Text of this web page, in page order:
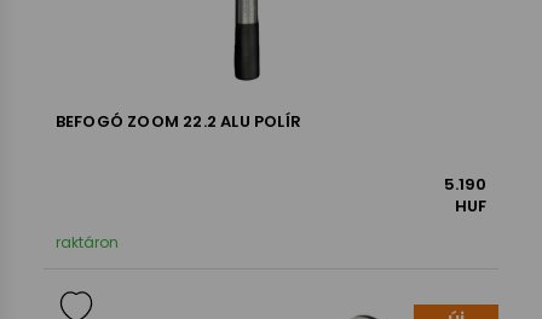
BEFOGÓ ZOOM 22.2 ALU POLÍR
5.190
HUF
raktáron